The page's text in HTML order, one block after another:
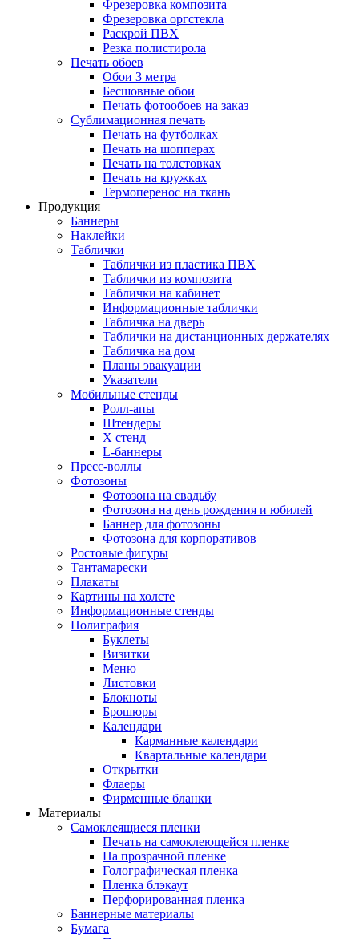
Фрезеровка композита
Фрезеровка оргстекла
Раскрой ПВХ
Резка полистирола
Печать обоев
Обои 3 метра
Бесшовные обои
Печать фотообоев на заказ
Сублимационная печать
Печать на футболках
Печать на шопперах
Печать на толстовках
Печать на кружках
Термоперенос на ткань
Продукция
Баннеры
Наклейки
Таблички
Таблички из пластика ПВХ
Таблички из композита
Таблички на кабинет
Информационные таблички
Табличка на дверь
Таблички на дистанционных держателях
Табличка на дом
Планы эвакуации
Указатели
Мобильные стенды
Ролл-апы
Штендеры
Х стенд
L-баннеры
Пресс-воллы
Фотозоны
Фотозона на свадьбу
Фотозона на день рождения и юбилей
Баннер для фотозоны
Фотозона для корпоративов
Ростовые фигуры
Тантамарески
Плакаты
Картины на холсте
Информационные стенды
Полиграфия
Буклеты
Визитки
Меню
Листовки
Блокноты
Брошюры
Календари
Карманные календари
Квартальные календари
Открытки
Флаеры
Фирменные бланки
Материалы
Самоклеящиеся пленки
Печать на самоклеющейся пленке
На прозрачной пленке
Голографическая пленка
Пленка блэкаут
Перфорированная пленка
Баннерные материалы
Бумага